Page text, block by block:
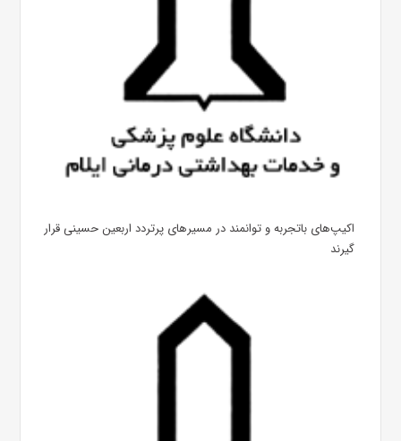
اکیپ‌های باتجربه و توانمند در مسیرهای پرتردد اربعین حسینی قرار
گیرند